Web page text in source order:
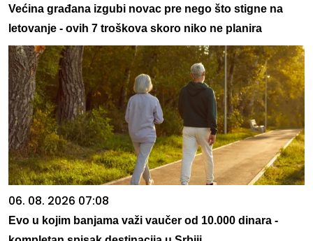
Većina građana izgubi novac pre nego što stigne na
letovanje - ovih 7 troškova skoro niko ne planira
06. 08. 2026 07:08
Evo u kojim banjama važi vaučer od 10.000 dinara -